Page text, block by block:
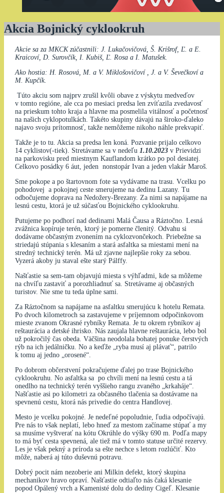
Akcia Bojnický cyklookruh
Akcie sa za MKCK zúčastnili: J. Lukačovičová, Š. Krišrof, Ľ. a E.
Kraicoví, D. Surovčík, I. Kubiš, Ľ. Rosa a I. Matušek.
Ako hostia: H. Rosová, M. a V. Miklošovičoví , J. a V. Ševečkoví a
M. Kupčík.
Túto akciu som najprv zrušil kvôli obave z výskytu medveďov
v tomto regióne, ale cca po mesiaci predsa len zvíťazila zvedavosť
na prieskum tohto kraja a hlavne ma posmelila vitálnosť a početnosť
na našich cyklopotulkách. Takéto skupiny dávajú na široko-ďaleko
najavo svoju prítomnosť, takže nemôžeme nikoho náhle prekvapiť.
Takže je to tu. Akcia sa predsa len koná. Pozvanie prijalo celkovo
14 cyklistov(-tiek). Stretávame sa v nedeľu 1.10.2023v Prievidzi
na parkovisku pred miestnym Kauflandom krátko po pol desiatej.
Celkovo posádky 6 áut, jeden nonstopár Ivan a jeden vlakár Maroš.
Sme pokope a po štartovnom fote sa vydávame na trasu. Vcelku po
pohodovej a pokojnej ceste smerujeme na dedinu Lazany. Tu
odbočujeme doprava na Nedožery-Brezany. Za nimi sa napájame na
lesnú cestu, ktorá je už súčasťou Bojnického cyklookruhu.
Putujeme po podhorí nad dedinami Malá Čausa a Ráztočno. Lesná
zvážnica kopíruje terén, ktorý je pomerne členitý. Odvahu si
dodávame občasným zvonením na cyklozvončekoch. Priebežne sa
striedajú stúpania s klesaním a stará asfaltka sa miestami mení na
stredný technický terén. Má už zjavne najlepšie roky za sebou.
Vyzerá akoby ju staval ešte starý Pálffy.
Našťastie sa sem-tam objavujú miesta s výhľadmi, kde sa môžeme
na chvíľu zastaviť a porozhliadnuť sa. Stretávame aj občasných
turistov. Nie sme tu teda úplne sami.
Za Ráztočnom sa napájame na asfaltku smerujúcu k hotelu Remata.
Po dvoch kilometroch sa zastavujeme v príjemnom odpočinkovom
mieste zvanom Okrasné rybníky Remata. Je tu okrem rybníkov aj
reštaurácia a detské ihrisko. Nás zaujala hlavne reštaurácia, lebo bol
už pokročilý čas obeda. Väčšina neodolala bohatej ponuke čerstvých
rýb na ich jedálničku. No a keďže „ryba musí aj plávať“, patrilo
k tomu aj jedno „orosené“.
Po dobrom občerstvení pokračujeme ďalej po trase Bojnického
cyklookruhu. No asfaltka sa po chvíli mení na lesnú cestu a tá
onedlho na technický terén vyššieho rangu zvaného „krkaháje“.
Našťastie asi po kilometri za občasného tlačenia sa dostávame na
spevnenú cestu, ktorá nás privedie do centra Handlovej.
Mesto je vcelku pokojné. Je nedeľné popoludnie, ľudia odpočívajú.
Pre nás to však neplatí, lebo hneď za mestom začíname stúpať a my
sa musíme vyštverať na kótu Okrúhle do výšky 690 m. Podľa mapy
to má byť cesta spevnená, ale tiež má v tomto statuse určité rezervy.
Les je však pekný a príroda sa ešte nechce s letom rozlúčiť. Kto
môže, naberá aj túto duševnú potravu.
Dobrý pocit nám nezoberie ani Milkin defekt, ktorý skupina
mechanikov hravo opraví. Našťastie odtiaľto nás čaká klesanie
popod Opálený vrch a Kamenisté dolu do dediny Cigeľ. Klesanie